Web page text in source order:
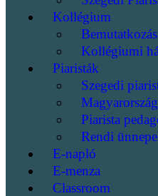
Kollégium
Bemutatkozás
Kollégiumi
Piaristák
Szegedi
Piarista
Rendi
E-napló
E-menza
Classroom